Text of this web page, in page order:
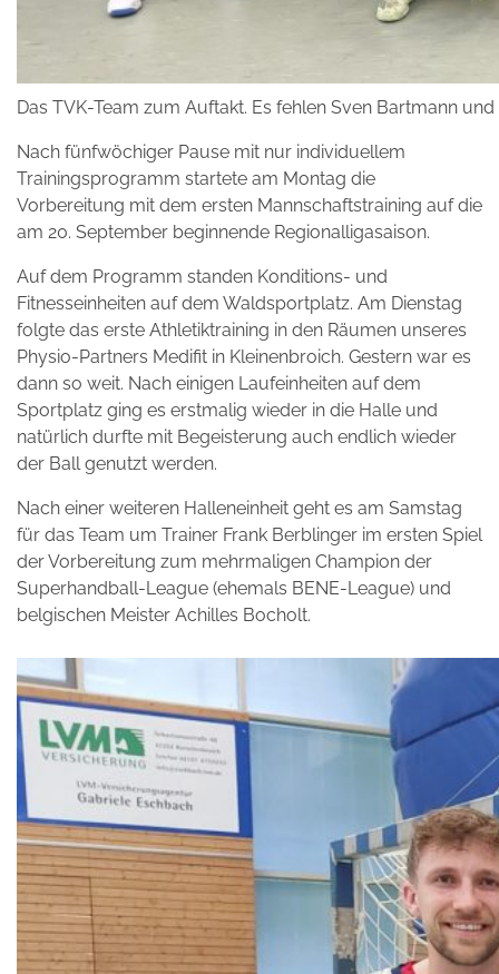
Das TVK-Team zum Auftakt. Es fehlen Sven Bartmann und
Nach fünfwöchiger Pause mit nur individuellem
Trainingsprogramm startete am Montag die
Vorbereitung mit dem ersten Mannschaftstraining auf die
am 20. September beginnende Regionalligasaison.
Auf dem Programm standen Konditions- und
Fitnesseinheiten auf dem Waldsportplatz. Am Dienstag
folgte das erste Athletiktraining in den Räumen unseres
Physio-Partners Medifit in Kleinenbroich. Gestern war es
dann so weit. Nach einigen Laufeinheiten auf dem
Sportplatz ging es erstmalig wieder in die Halle und
natürlich durfte mit Begeisterung auch endlich wieder
der Ball genutzt werden.
Nach einer weiteren Halleneinheit geht es am Samstag
für das Team um Trainer Frank Berblinger im ersten Spiel
der Vorbereitung zum mehrmaligen Champion der
Superhandball-League (ehemals BENE-League) und
belgischen Meister Achilles Bocholt.